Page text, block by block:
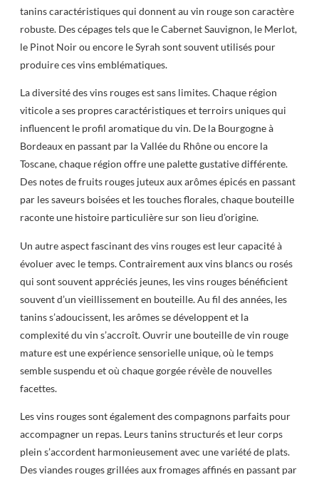
tanins caractéristiques qui donnent au vin rouge son caractère
robuste. Des cépages tels que le Cabernet Sauvignon, le Merlot,
le Pinot Noir ou encore le Syrah sont souvent utilisés pour
produire ces vins emblématiques.
La diversité des vins rouges est sans limites. Chaque région
viticole a ses propres caractéristiques et terroirs uniques qui
influencent le profil aromatique du vin. De la Bourgogne à
Bordeaux en passant par la Vallée du Rhône ou encore la
Toscane, chaque région offre une palette gustative différente.
Des notes de fruits rouges juteux aux arômes épicés en passant
par les saveurs boisées et les touches florales, chaque bouteille
raconte une histoire particulière sur son lieu d’origine.
Un autre aspect fascinant des vins rouges est leur capacité à
évoluer avec le temps. Contrairement aux vins blancs ou rosés
qui sont souvent appréciés jeunes, les vins rouges bénéficient
souvent d’un vieillissement en bouteille. Au fil des années, les
tanins s’adoucissent, les arômes se développent et la
complexité du vin s’accroît. Ouvrir une bouteille de vin rouge
mature est une expérience sensorielle unique, où le temps
semble suspendu et où chaque gorgée révèle de nouvelles
facettes.
Les vins rouges sont également des compagnons parfaits pour
accompagner un repas. Leurs tanins structurés et leur corps
plein s’accordent harmonieusement avec une variété de plats.
Des viandes rouges grillées aux fromages affinés en passant par